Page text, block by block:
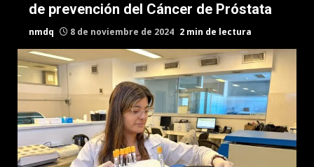
de prevención del Cáncer de Próstata
nmdq 8 de noviembre de 2024 2 min de lectura